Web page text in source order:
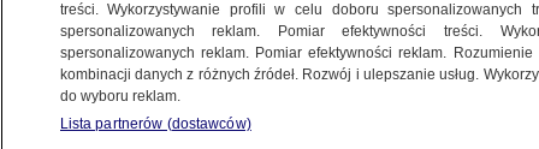
Udostępnij
Wszyscy przywódcy partyjni powinni się
zmierzyć w debacie. A Radio Maryja powinno
zaprosić Donalda Tuska do programu z udziałem
treści. Wykorzystywanie profili w celu doboru spersonalizowanych
spersonalizowanych reklam. Pomiar efektywności treści.
spersonalizowanych reklam. Pomiar efektywności reklam.
kombinacji danych z różnych źródeł. Rozwój i ulepszanie usług.
do wyboru reklam.
Lista partnerów (dostawców)